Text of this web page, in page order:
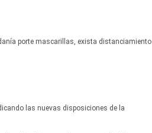
porte mascarillas, exista distanciamiento
las nuevas disposiciones de la